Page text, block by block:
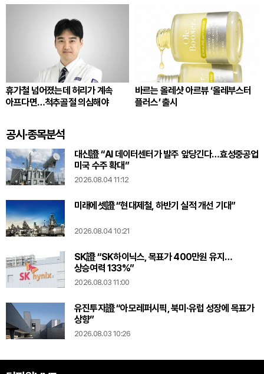
휴가철 넘어졌는데 허리가 계속
아프다면…척추골절 의심해야
바르는 올레샷 아르뷰 ‘올레부스터
플러스’ 출시
공시·종목분석
대신證 “AI 데이터센터가 발주 앞당긴다…효성중공업
미국 수주 확대”
2026.08.04 11:12
미래에셋證 “현대제철, 하반기 실적 개선 기대”
2026.08.04 10:21
SK證 “SK하이닉스, 목표가 400만원 유지…
상승여력 133%”
2026.08.03 11:00
유진투자證 “아모레퍼시픽, 북미·유럽 성장에 목표가
상향”
2026.08.03 10:26